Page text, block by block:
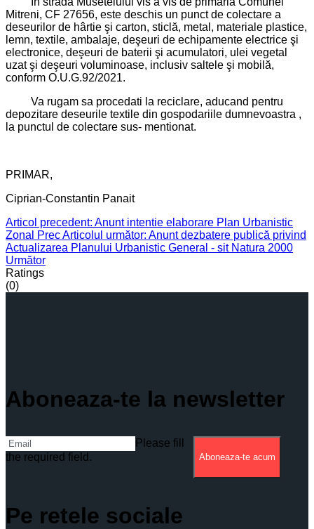
Mitreni, CF 27656, este deschis un punct de colectare a
deseurilor de hârtie şi carton, sticlă, metal, materiale plastice,
lemn, textile, ambalaje, deşeuri de echipamente electrice şi
electronice, deşeuri de baterii şi acumulatori, ulei vegetal
uzat şi deşeuri voluminoase, inclusiv saltele şi mobilă,
conform O.U.G.92/2021.
Va rugam sa procedati la reciclare, aducand pentru
depozitare deseurile textile din gospodariile dumnevoastra ,
la punctul de colectare sus- mentionat.
PRIMAR,
Ciprian-Constantin Panait
Articol precedent: Anunt intentie elaborare Plan Urbanistic
Zonal
PrecArticolul următor: Anunt dezbatere publică privind
Actualizarea Planului Urbanistic General - sit Natura 2000
Următor
Ratings
(0)
Aboneaza-te la newsletter
Please fill
the required field.
Aboneaza-te acum
Pe retele sociale